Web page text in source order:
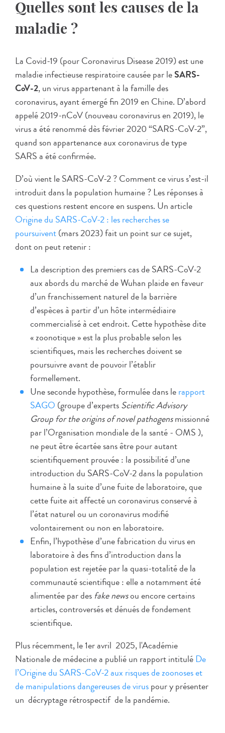
Quelles sont les causes de la
maladie ?
La Covid-19 (pour Coronavirus Disease 2019) est une
maladie infectieuse respiratoire causée par leSARS-
CoV-2, un virus appartenant à la famille des
coronavirus, ayant émergé fin 2019 en Chine. D’abord
appelé 2019-nCoV (nouveau coronavirus en 2019), le
virus a été renommé dès février 2020 “SARS-CoV-2”,
quand son appartenance aux coronavirus de type
SARS a été confirmée.
D’où vient le SARS-CoV-2 ? Comment ce virus s’est-il
introduit dans la population humaine ? Les réponses à
ces questions restent encore en suspens. Un article
Origine du SARS-CoV-2 : les recherches se
poursuivent(mars 2023) fait un point sur ce sujet,
dont on peut retenir :
La description des premiers cas de SARS-CoV-2
aux abords du marché de Wuhan plaide en faveur
d’un franchissement naturel de la barrière
d’espèces à partir d’un hôte intermédiaire
commercialisé à cet endroit. Cette hypothèse dite
« zoonotique » est la plus probable selon les
scientifiques, mais les recherches doivent se
poursuivre avant de pouvoir l’établir
formellement.
Une seconde hypothèse, formulée dans lerapport
SAGO (groupe d’expertsScientific Advisory
Group for the origins of novel pathogensmissionné
par l’Organisation mondiale de la santé - OMS ),
ne peut être écartée sans être pour autant
scientifiquement prouvée : la possibilité d’une
introduction du SARS-CoV-2 dans la population
humaine à la suite d’une fuite de laboratoire, que
cette fuite ait affecté un coronavirus conservé à
l’état naturel ou un coronavirus modifié
volontairement ou non en laboratoire.
Enfin, l’hypothèse d’une fabrication du virus en
laboratoire à des fins d’introduction dans la
population est rejetée par la quasi-totalité de la
communauté scientifique : elle a notamment été
alimentée par des fake newsou encore certains
articles, controversés et dénués de fondement
scientifique.
Plus récemment, le 1er avril 2025, l'Académie
Nationale de médecine a publié un rapport intituléDe
l’Origine du SARS-CoV-2 aux risques de zoonoses et
de manipulations dangereuses de viruspour y présenter
un décryptage rétrospectif de la pandémie.